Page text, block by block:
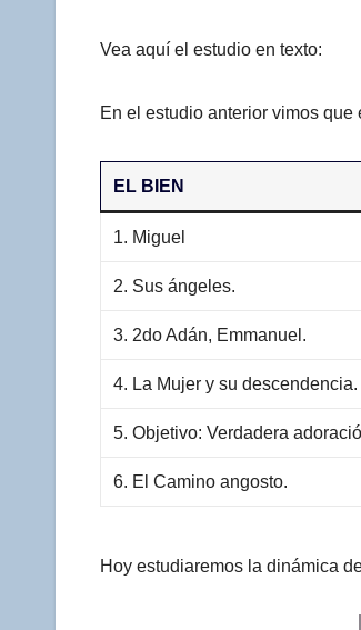
Vea aquí el estudio en texto:
En el estudio anterior vimos
EL BIEN
1. Miguel
2. Sus ángeles.
3. 2do Adán, Emmanuel.
4. La Mujer y su descendencia.
5. Objetivo: Verdadera
6. El Camino angosto.
Hoy estudiaremos la dinámica